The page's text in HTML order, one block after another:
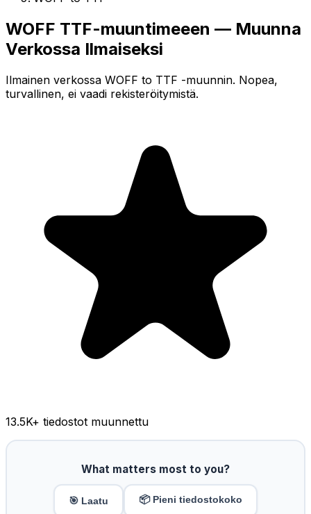
WOFF TTF-muuntimeeen — Muunna
Verkossa Ilmaiseksi
Ilmainen verkossa WOFF to TTF -muunnin. Nopea,
turvallinen, ei vaadi rekisteröitymistä.
13.5K+ tiedostot muunnettu
What matters most to you?
🎯 Laatu 📦 Pieni tiedostokoko